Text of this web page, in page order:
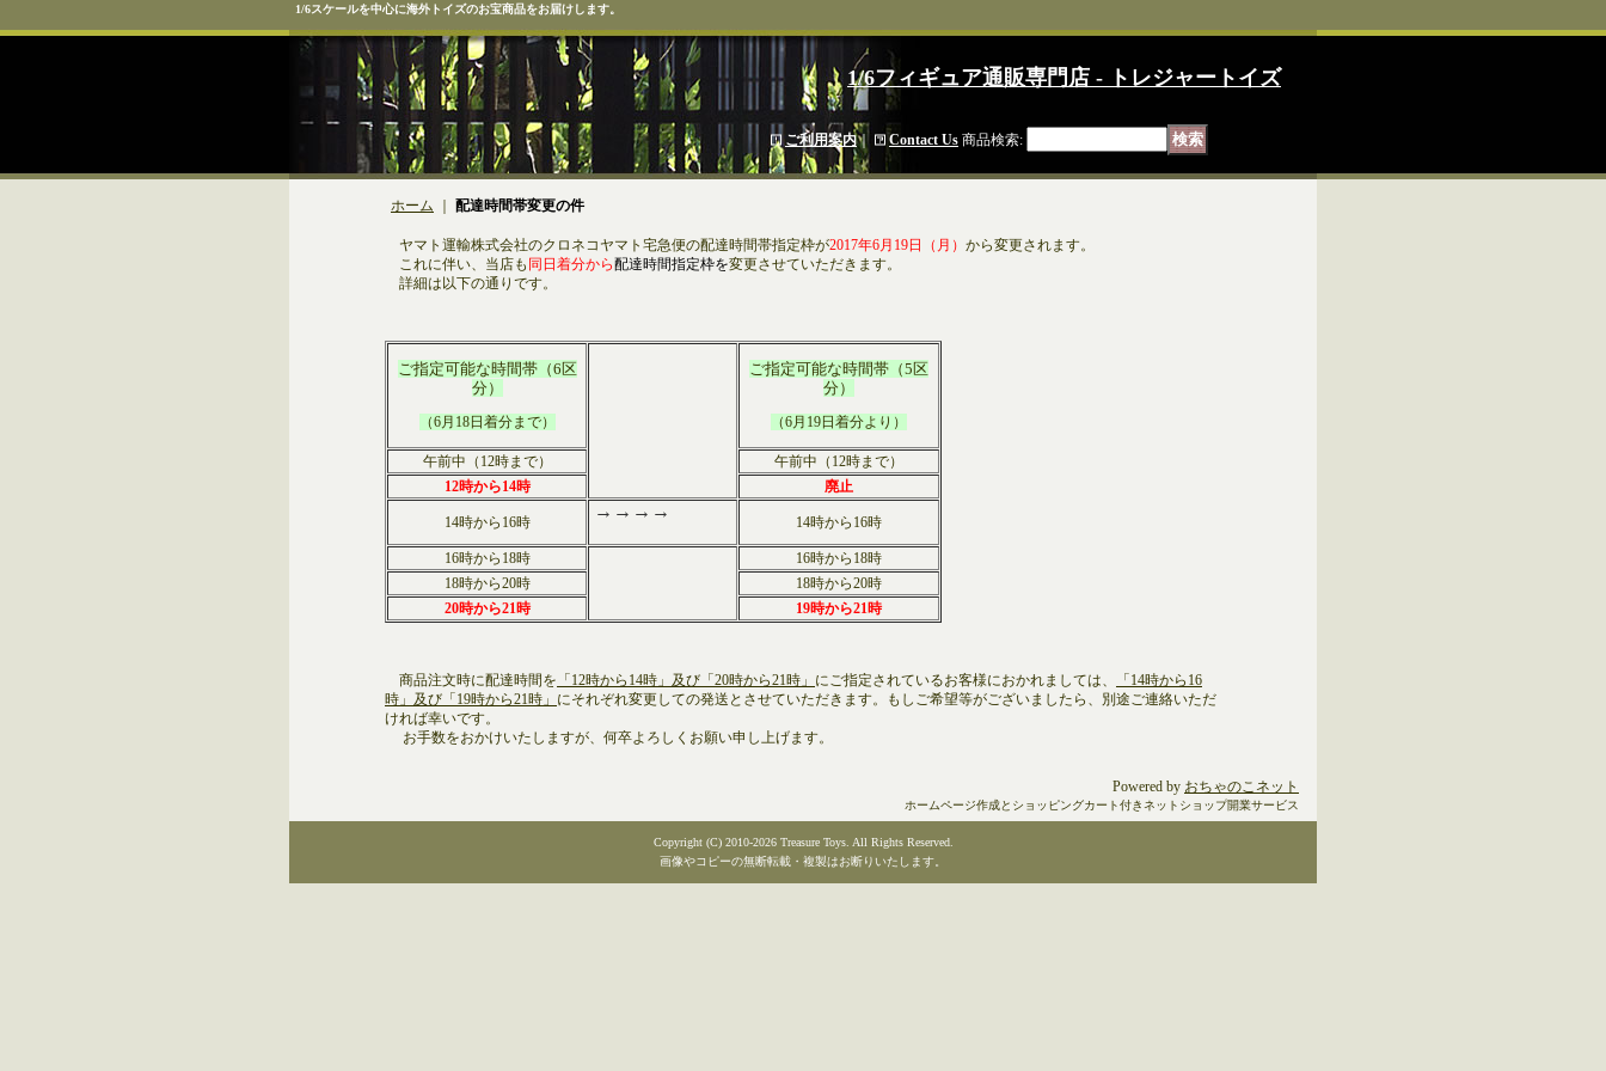
1/6スケールを中心に海外トイズのお宝商品をお届けします。
1/6フィギュア通販専門店 - トレジャートイズ
ご利用案内｜ Contact Us 商品検索:
ホーム 配達時間帯変更の件
ヤマト運輸株式会社のクロネコヤマト宅急便の配達時間帯指定枠が2017年6月19日（月） から変更されます。
これに伴い、当店も 同日着分から配達時間指定枠を変更させていただきます。
詳細は以下の通りです。
ご指定可能な時間帯（6区
分）
（6月18日着分まで）
ご指定可能な時間帯（5区
分）
（6月19日着分より）
午前中（12時まで）
午前中（12時まで）
12時から14時
廃止
14時から16時
→→→→
14時から16時
16時から18時
16時から18時
18時から20時
18時から20時
20時から21時
19時から21時
商品注文時に配達時間を 「12時から14時」及び「20時から21時」 にご指定されているお客様におかれましては、
「14時から16
時」及び「19時から21時」 にそれぞれ変更しての発送とさせていただきます。もしご希望等がございましたら、別途ご連絡いただ
ければ幸いです。
お手数をおかけいたしますが、何卒よろしくお願い申し上げます。
Powered by おちゃのこネット
ホームページ作成とショッピングカート付きネットショップ開業サービス
Copyright (C) 2010-2026 Treasure Toys. All Rights Reserved.
画像やコピーの無断転載・複製はお断りいたします。